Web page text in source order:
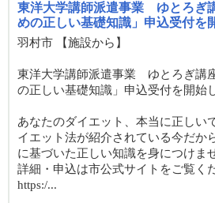
東洋大学講師派遣事業 ゆとろぎ
めの正しい基礎知識」申込受付を
羽村市 【施設から】
東洋大学講師派遣事業 ゆとろぎ講
の正しい基礎知識」申込受付を開始
あなたのダイエット、本当に正しい
イエット法が紹介されている今だか
に基づいた正しい知識を身につけま
詳細・申込は市公式サイトをご覧く
https:/...